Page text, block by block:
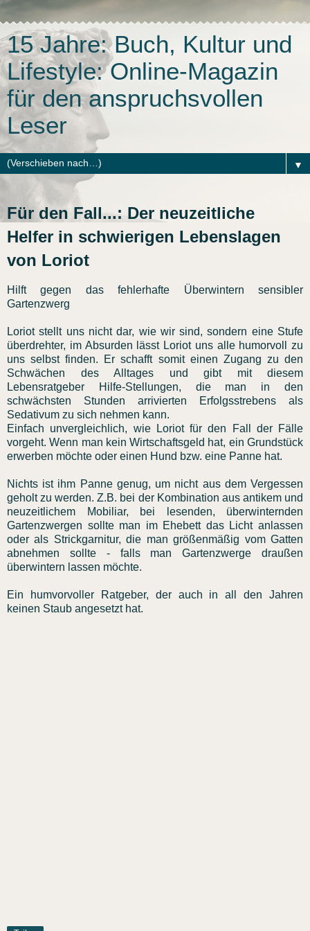
15 Jahre: Buch, Kultur und
Lifestyle: Online-Magazin
für den anspruchsvollen
Leser
▼
Für den Fall...: Der neuzeitliche
Helfer in schwierigen Lebenslagen
von Loriot
Hilft gegen das fehlerhafte Überwintern sensibler
Gartenzwerg
Loriot stellt uns nicht dar, wie wir sind, sondern eine Stufe
überdrehter, im Absurden lässt Loriot uns alle humorvoll zu
uns selbst finden. Er schafft somit einen Zugang zu den
Schwächen des Alltages und gibt mit diesem
Lebensratgeber Hilfe-Stellungen, die man in den
schwächsten Stunden arrivierten Erfolgsstrebens als
Sedativum zu sich nehmen kann.
Einfach unvergleichlich, wie Loriot für den Fall der Fälle
vorgeht. Wenn man kein Wirtschaftsgeld hat, ein Grundstück
erwerben möchte oder einen Hund bzw. eine Panne hat.
Nichts ist ihm Panne genug, um nicht aus dem Vergessen
geholt zu werden. Z.B. bei der Kombination aus antikem und
neuzeitlichem Mobiliar, bei lesenden, überwinternden
Gartenzwergen sollte man im Ehebett das Licht anlassen
oder als Strickgarnitur, die man größenmäßig vom Gatten
abnehmen sollte - falls man Gartenzwerge draußen
überwintern lassen möchte.
Ein humvorvoller Ratgeber, der auch in all den Jahren
keinen Staub angesetzt hat.